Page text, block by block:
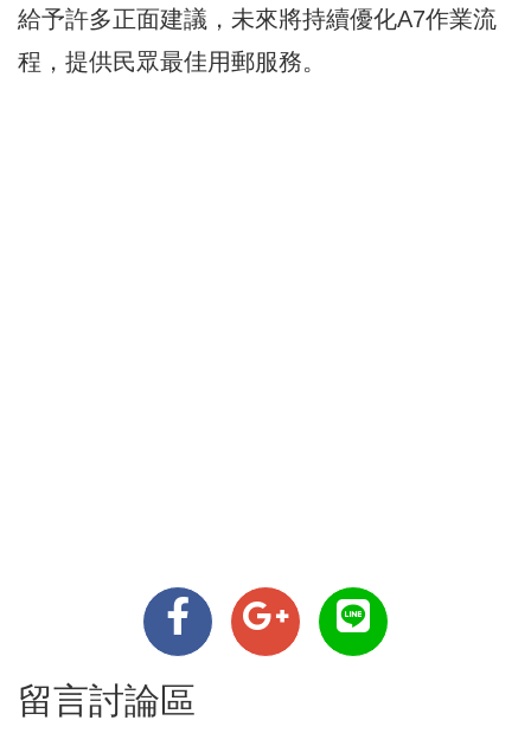
給予許多正面建議，未來將持續優化A7作業流
程，提供民眾最佳用郵服務。
留言討論區